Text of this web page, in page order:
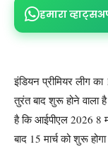
हमारा
इंडियन प्रीमियर लीग
तुरंत बाद शुरू होने वाला
है कि आईपीएल 2026 8
बाद 15 मार्च को शुरू